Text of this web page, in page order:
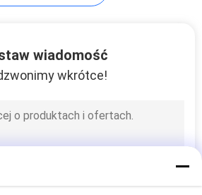
Roller
wiadomość
wkrótce!